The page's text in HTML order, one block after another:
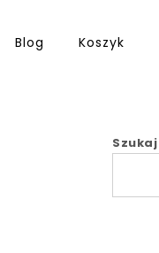
Blog Koszyk
Szukaj